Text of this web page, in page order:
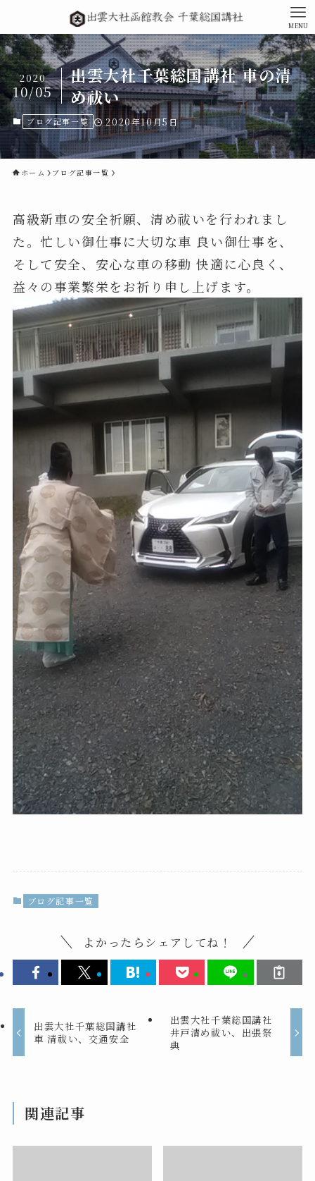
MENU
出雲大社千葉総国講社 車の清
め祓い
2020
10/05
ブログ記事一覧 2020年10月5日
ホーム ブログ記事一覧
高級新車の安全祈願、清め祓いを行われまし
た。忙しい御仕事に大切な車 良い御仕事を、
そして安全、安心な車の移動 快適に心良く、
益々の事業繁栄をお祈り申し上げます。
ブログ記事一覧
よかったらシェアしてね！
出雲大社千葉総国講社
車 清祓い、交通安全
出雲大社千葉総国講社
井戸清め祓い、出張祭
典
関連記事